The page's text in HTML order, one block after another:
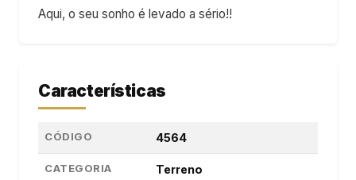
Aqui, o seu sonho é levado a sério!!
Características
CÓDIGO 4564
CATEGORIA Terreno